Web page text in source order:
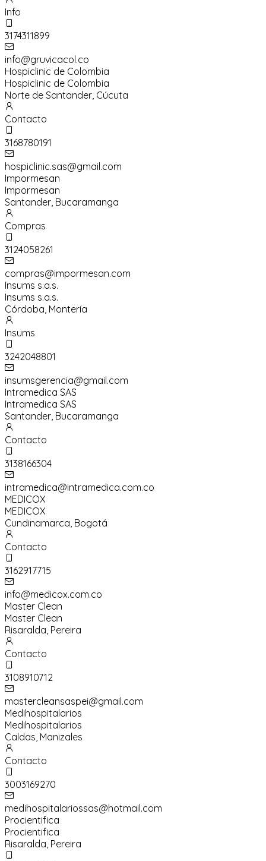
Info
3174311899
info@gruvicacol.co
Hospiclinic de Colombia
Hospiclinic de Colombia
Norte de Santander, Cúcuta
Contacto
3168780191
hospiclinic.sas@gmail.com
Impormesan
Impormesan
Santander, Bucaramanga
Compras
3124058261
compras@impormesan.com
Insums s.a.s.
Insums s.a.s.
Córdoba, Montería
Insums
3242048801
insumsgerencia@gmail.com
Intramedica SAS
Intramedica SAS
Santander, Bucaramanga
Contacto
3138166304
intramedica@intramedica.com.co
MEDICOX
MEDICOX
Cundinamarca, Bogotá
Contacto
3162917715
info@medicox.com.co
Master Clean
Master Clean
Risaralda, Pereira
Contacto
3108910712
mastercleansaspei@gmail.com
Medihospitalarios
Medihospitalarios
Caldas, Manizales
Contacto
3003169270
medihospitalariossas@hotmail.com
Procientifica
Procientifica
Risaralda, Pereira